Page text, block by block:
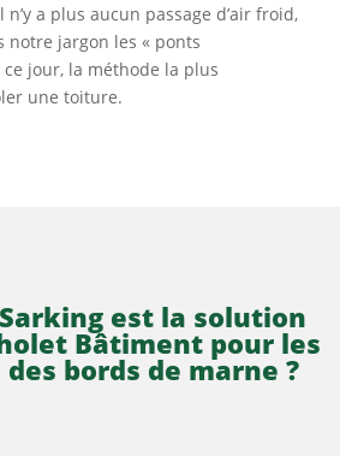
a plus aucun passage d’air froid,
notre jargon les « ponts
ce jour, la méthode la plus
une toiture.
est la solution
Bâtiment pour les
bords de marne ?